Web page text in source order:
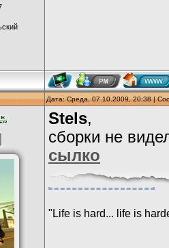
Дата: Среда, 07.10.2009, 20:38 |
Stels,
сборки не
сылко
"Life is hard... life is